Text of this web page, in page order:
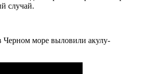
случай.
море выловили акулу-